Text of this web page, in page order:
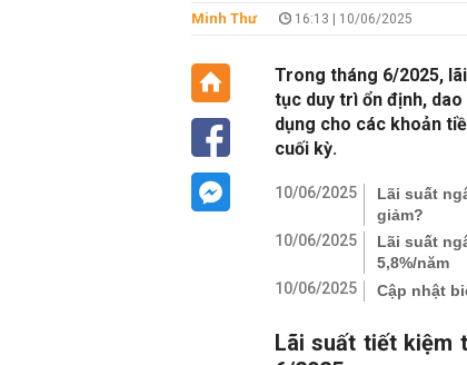
Minh Thư 16:13 | 10/06/2025
Trong tháng 6/2025,
tục duy trì ổn định,
dụng cho các khoản
cuối kỳ.
10/06/2025
Lãi suất
giảm?
10/06/2025
Lãi suất
5,8%/năm
10/06/2025
Cập nhật
Lãi suất tiết kiệm